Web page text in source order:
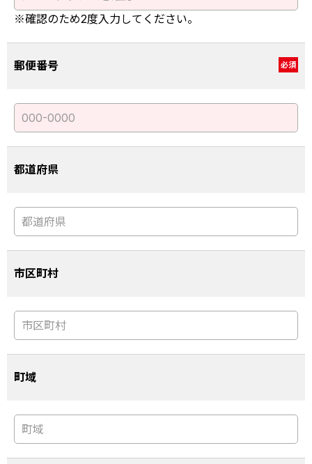
※確認のため2度入力してください。
郵便番号 必須
都道府県
市区町村
町域